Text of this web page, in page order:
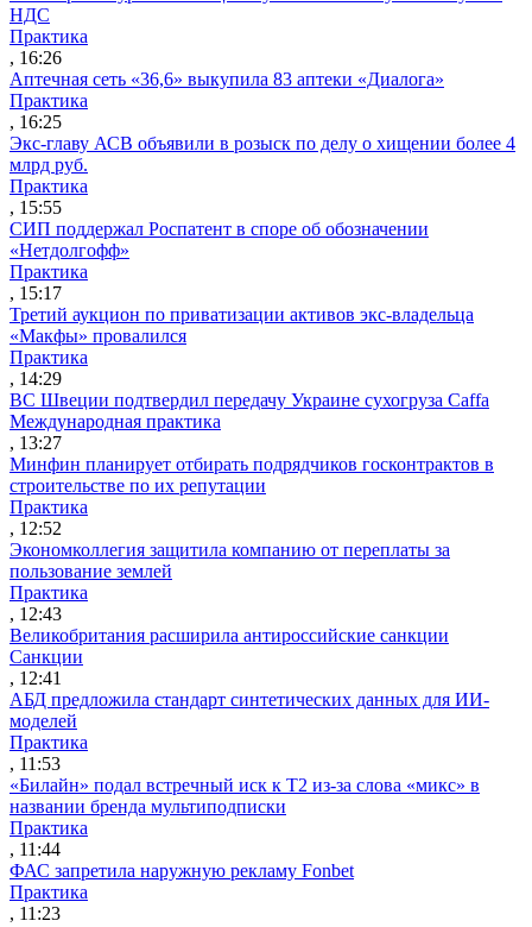
НДС
Практика
, 16:26
Аптечная сеть «36,6» выкупила 83 аптеки «Диалога»
Практика
, 16:25
Экс-главу АСВ объявили в розыск по делу о хищении более 4
млрд руб.
Практика
, 15:55
СИП поддержал Роспатент в споре об обозначении
«Нетдолгофф»
Практика
, 15:17
Третий аукцион по приватизации активов экс-владельца
«Макфы» провалился
Практика
, 14:29
ВС Швеции подтвердил передачу Украине сухогруза Caffa
Международная практика
, 13:27
Минфин планирует отбирать подрядчиков госконтрактов в
строительстве по их репутации
Практика
, 12:52
Экономколлегия защитила компанию от переплаты за
пользование землей
Практика
, 12:43
Великобритания расширила антироссийские санкции
Санкции
, 12:41
АБД предложила стандарт синтетических данных для ИИ-
моделей
Практика
, 11:53
«Билайн» подал встречный иск к Т2 из-за слова «микс» в
названии бренда мультиподписки
Практика
, 11:44
ФАС запретила наружную рекламу Fonbet
Практика
, 11:23